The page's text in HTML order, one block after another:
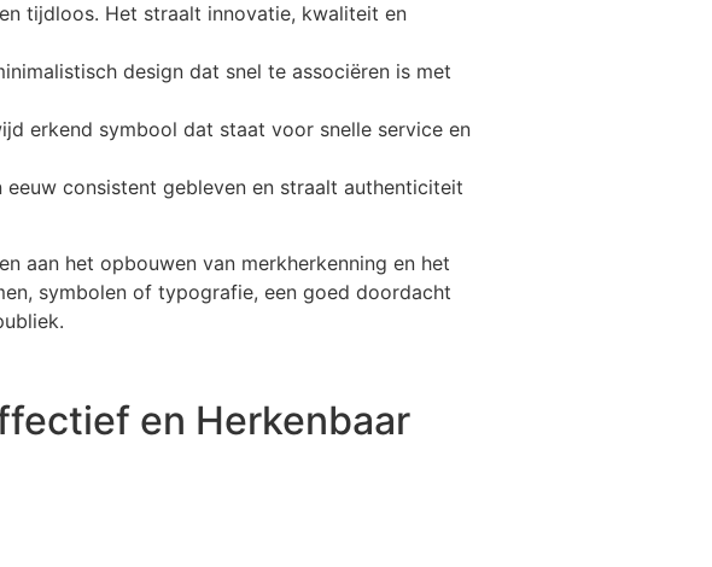
tijdloos. Het straalt innovatie, kwaliteit en
design dat snel te associëren is met
erkend symbool dat staat voor snelle service en
consistent gebleven en straalt authenticiteit
aan het opbouwen van merkherkenning en het
symbolen of typografie, een goed doordacht
en Herkenbaar